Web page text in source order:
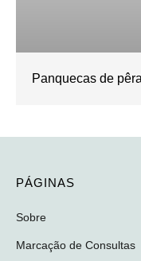
Panquecas de pêra
PÁGINAS
Sobre
Marcação de Consultas